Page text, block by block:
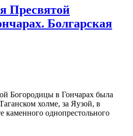
Пресвятой
Болгарская
Богородицы в Гончарах была
холме, за Яузой, в
каменного однопрестольного